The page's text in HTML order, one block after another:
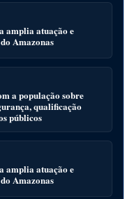
amplia atuação e
Amazonas
a população sobre
qualificação
públicos
amplia atuação e
Amazonas